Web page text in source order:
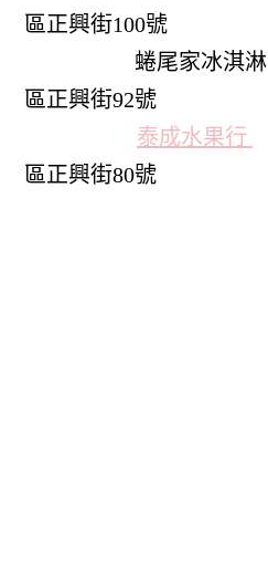
區正興街100號
蜷尾家冰淇淋
區正興街92號
泰成水果行
區正興街80號